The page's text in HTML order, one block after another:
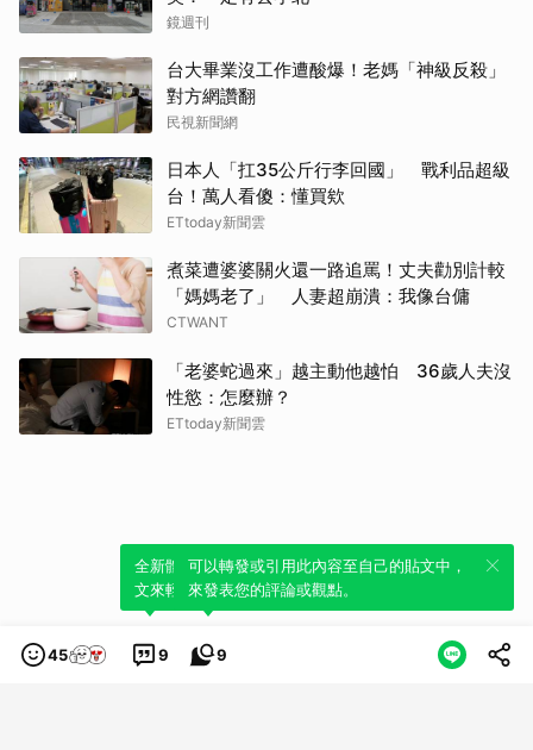
鏡週刊
台大畢業沒工作遭酸爆！老媽「神級反殺」
對方網讚翻
民視新聞網
日本人「扛35公斤行李回國」 戰利品超級
台！萬人看傻：懂買欸
ETtoday新聞雲
煮菜遭婆婆關火還一路追罵！丈夫勸別計較
「媽媽老了」 人妻超崩潰：我像台傭
CTWANT
「老婆蛇過來」越主動他越怕 36歲人夫沒
性慾：怎麼辦？
ETtoday新聞雲
45 9
全新體驗！一鍵引用此內容，透過發布貼
文來輕鬆表達個人立場。
9
可以轉發或引用此內容至自己的貼文中，
來發表您的評論或觀點。